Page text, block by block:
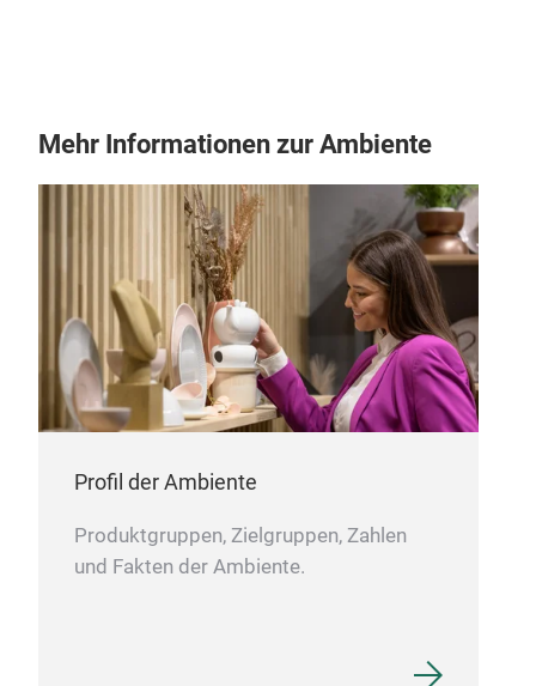
Mehr Informationen zur Ambiente
Profil der Ambiente
Produktgruppen, Zielgruppen, Zahlen
und Fakten der Ambiente.